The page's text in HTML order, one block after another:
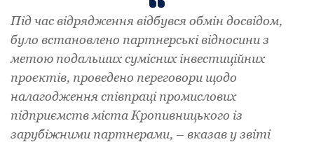
Під час відрядження відбувся обмін досвідом,
було встановлено партнерські відносини з
метою подальших сумісних інвестиційних
проєктів, проведено переговори щoдo
налагодження співпраці промислових
підприємств міста Кропивницького із
зарубіжними партнерами, – вказав у звіті